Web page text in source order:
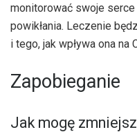
monitorować swoje
powikłania. Leczenie
i tego, jak wpływa ona na
Zapobieganie
Jak mogę